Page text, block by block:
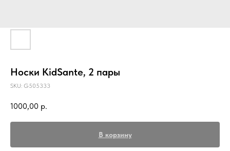
Носки KidSante, 2 пары
SKU: G505333
1000,00 р.
В корзину